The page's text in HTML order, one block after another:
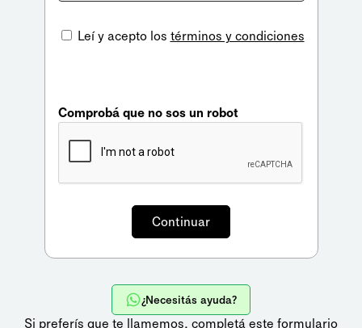
Leí y acepto los términos y condiciones
Comprobá que no sos un robot
¿Necesitás ayuda?
Si preferís que te llamemos, completá este formulario